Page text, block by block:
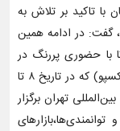
تاکید بر تلاش به
گفت: در ادامه همین
با حضوری پررنگ در
ششمین نمایشگاه توانمندی‌های صادراتی (ایران اکسپو) که در تاریخ ۸ تا
تهران برگزار